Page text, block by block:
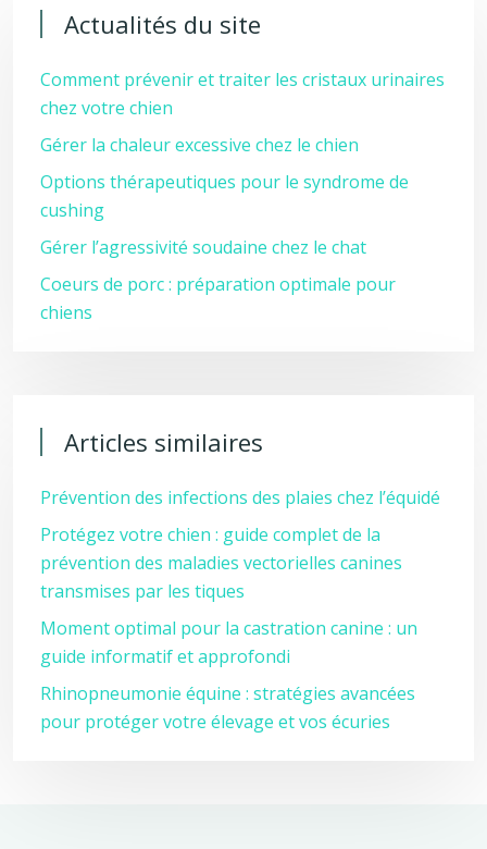
Actualités du site
Comment prévenir et traiter les cristaux urinaires
chez votre chien
Gérer la chaleur excessive chez le chien
Options thérapeutiques pour le syndrome de
cushing
Gérer l’agressivité soudaine chez le chat
Coeurs de porc : préparation optimale pour
chiens
Articles similaires
Prévention des infections des plaies chez l’équidé
Protégez votre chien : guide complet de la
prévention des maladies vectorielles canines
transmises par les tiques
Moment optimal pour la castration canine : un
guide informatif et approfondi
Rhinopneumonie équine : stratégies avancées
pour protéger votre élevage et vos écuries